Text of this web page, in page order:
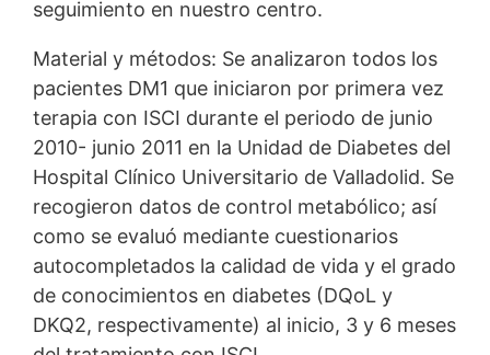
seguimiento en nuestro centro.
Material y métodos: Se analizaron todos los
pacientes DM1 que iniciaron por primera vez
terapia con ISCI durante el periodo de junio
2010- junio 2011 en la Unidad de Diabetes del
Hospital Clínico Universitario de Valladolid. Se
recogieron datos de control metabólico; así
como se evaluó mediante cuestionarios
autocompletados la calidad de vida y el grado
de conocimientos en diabetes (DQoL y
DKQ2, respectivamente) al inicio, 3 y 6 meses